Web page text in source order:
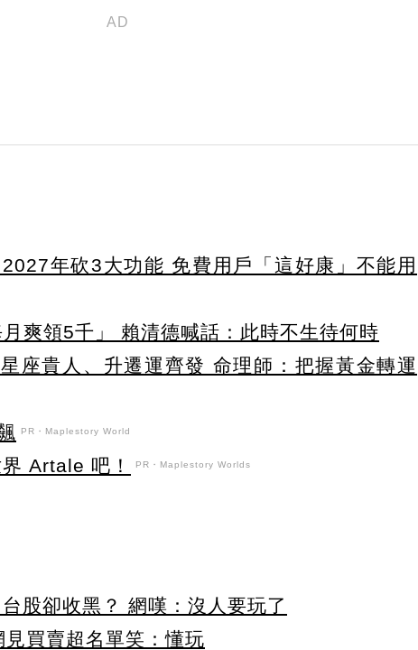
年砍3大功能 免費用戶「這好康」不能用
爽領5千」 賴清德喊話：此時不生待何時
座貴人、升遷運齊發 命理師：把握黃金轉運
PR・Maplestory World
Artale 吧！ PR・Maplestory Worlds
股卻收黑？ 網嘆：沒人要玩了
買賣超名單笑：懂玩